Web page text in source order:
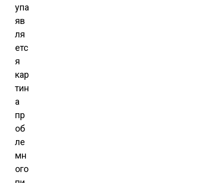
упа
яв
ля
етс
я
кар
тин
а
пр
об
ле
мн
ого